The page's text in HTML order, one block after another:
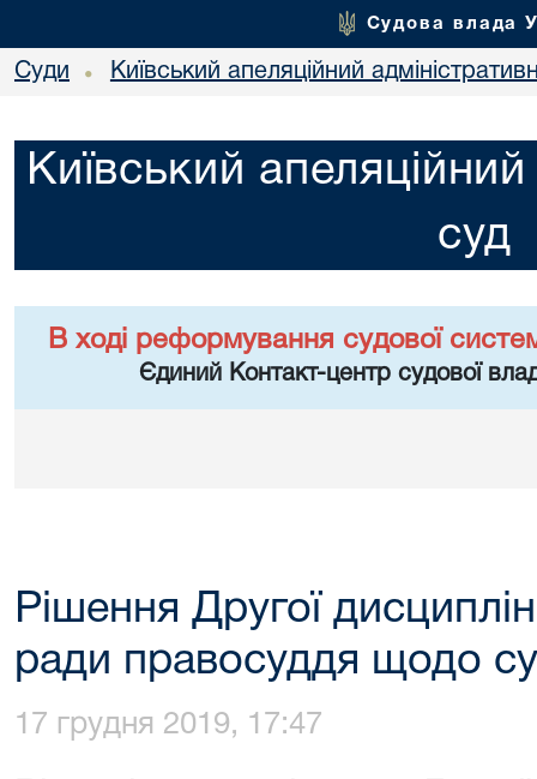
Судова влада
Суди • Київський апеляційний
Київський
суд
В ході реформування судової
Єдиний Контакт-центр судової
Рішення Другої
ради правосуддя щодо
17 грудня 2019, 17:47